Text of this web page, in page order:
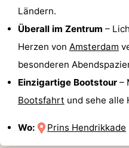
Ländern.
Überall im Zentrum –
Herzen von Amsterdam
besonderen
Einzigartige Bootstour –
Bootsfahrt und sehe alle
Wo: Prins Hendrikkade